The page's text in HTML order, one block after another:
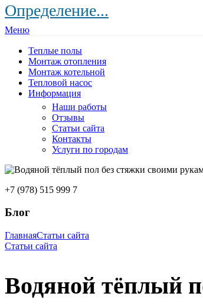
Определение...
Меню
Теплые полы
Монтаж отопления
Монтаж котельной
Тепловой насос
Информация
Наши работы
Отзывы
Статьи сайта
Контакты
Услуги по городам
+7 (978) 515 999 7
Блог
ГлавнаяСтатьи сайта
Статьи сайта
Водяной тёплый